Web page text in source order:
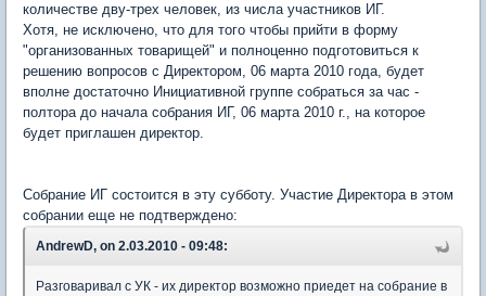
количестве дву-трех человек, из числа участников ИГ.
Хотя, не исключено, что для того чтобы прийти в форму
"организованных товарищей" и полноценно подготовиться к
решению вопросов с Директором, 06 марта 2010 года, будет
вполне достаточно Инициативной группе собраться за час -
полтора до начала собрания ИГ, 06 марта 2010 г., на которое
будет приглашен директор.
Собрание ИГ состоится в эту субботу. Участие Директора в этом
собрании еще не подтверждено:
AndrewD, on 2.03.2010 - 09:48:
Разговаривал с УК - их директор возможно приедет на собрание в